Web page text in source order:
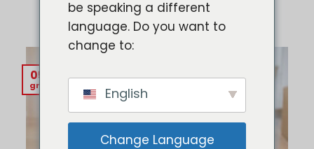
TAG ARCHIVES:JOB HIRING
05
gru
be speaking a different
language. Do you want to
change to:
English
Change Language